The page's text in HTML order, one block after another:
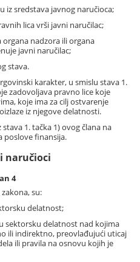
iz sredstava javnog naručioca;
lica vrši javni naručilac;
nadzora ili organa
javni naručilac;
stava.
karakter, u smislu stava 1.
zadovoljava pravno lice koje
koje ima za cilj ostvarenje
iz njegove delatnosti.
1. tačka 1) ovog člana na
poslove finansija.
naručioci
4
su:
delatnost;
sektorsku delatnost nad kojima
ili indirektno, preovlađujući uticaj
ili pravila na osnovu kojih je